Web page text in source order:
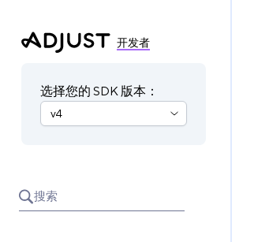
开发者
选择您的 SDK 版本：
搜索